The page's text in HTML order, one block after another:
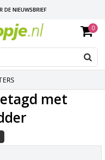
DE NIEUWSBRIEF
DAG VERZONDEN
PASVORM
0
met